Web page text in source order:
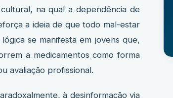
na qual a dependência de
a ideia de que todo mal-estar
se manifesta em jovens que,
a medicamentos como forma
avaliação profissional.
à desinformação via